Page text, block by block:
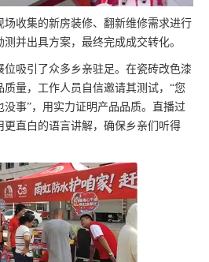
收集的新房装修、翻新维修需求进行
并出具方案， 最终完成成交转化。
吸引了众多乡亲驻足。在瓷砖改色漆
量，工作人员自信邀请其测试，“您
事”，用实力证明产品品质。直播过
直白的语言讲解，确保乡亲们听得